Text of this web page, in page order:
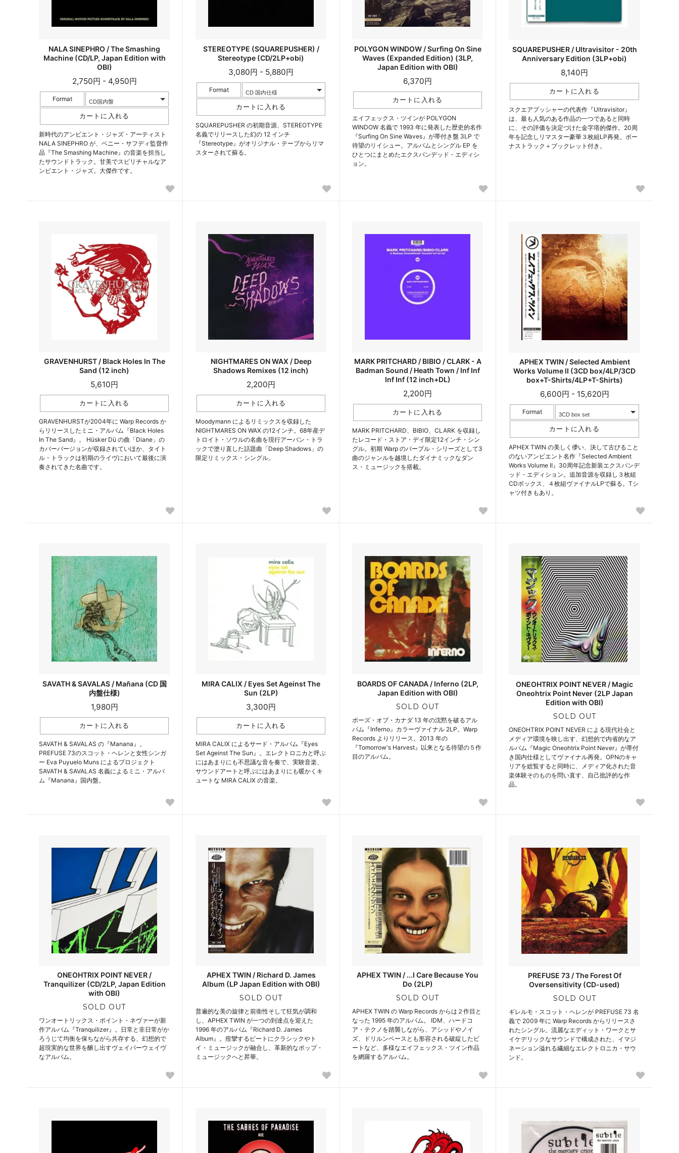
NALA SINEPHRO / The Smashing
Machine (CD/LP, Japan Edition with
OBI)
2,750円 - 4,950円
Format
新時代のアンビエント・ジャズ・アーティスト
NALA SINEPHRO が、ベニー・サフディ監督作
品『The Smashing Machine』の音楽を担当し
たサウンドトラック。甘美でスピリチャルなア
ンビエント・ジャズ。大傑作です。
STEREOTYPE (SQUAREPUSHER) /
Stereotype (CD/2LP+obi)
3,080円 - 5,880円
Format
SQUAREPUSHER の初期音源、STEREOTYPE
名義でリリースした幻の 12 インチ
『Stereotype』がオリジナル・テープからリマ
スターされて蘇る。
POLYGON WINDOW / Surfing On Sine
Waves (Expanded Edition) (3LP,
Japan Edition with OBI)
6,370円
エイフェックス・ツインが POLYGON
WINDOW 名義で 1993 年に発表した歴史的名作
『Surfing On Sine Waves』が帯付き盤 3LP で
待望のリイシュー。アルバムとシングル EP を
ひとつにまとめたエクスパンデッド・エディシ
ョン。
SQUAREPUSHER / Ultravisitor - 20th
Anniversary Edition (3LP+obi)
8,140円
スクエアプッシャーの代表作『Ultravisitor』
は、最も人気のある作品の一つであると同時
に、その評価を決定づけた金字塔的傑作。20周
年を記念しリマスター豪華３枚組LP再発。ボー
ナストラック＋ブックレット付き。
GRAVENHURST / Black Holes In The
Sand (12 inch)
5,610円
GRAVENHURSTが2004年に Warp Records か
らリリースしたミニ・アルバム『Black Holes
In The Sand』。 Hüsker Dü の曲「Diane」の
カバーバージョンが収録されていほか、タイト
ル・トラックは初期のライヴにおいて最後に演
奏されてきた名曲です。
NIGHTMARES ON WAX / Deep
Shadows Remixes (12 inch)
2,200円
Moodymann によるリミックスを収録した
NIGHTMARES ON WAX の12インチ。68年産デ
トロイト・ソウルの名曲を現行アーバン・トラ
ックで塗り直した話題曲「Deep Shadows」の
限定リミックス・シングル。
MARK PRITCHARD / BIBIO / CLARK - A
Badman Sound / Heath Town / Inf Inf
Inf Inf (12 inch+DL)
2,200円
MARK PRITCHARD、BIBIO、CLARK を収録し
たレコード・ストア・デイ限定12インチ・シン
グル。初期 Warp のパープル・シリーズとして3
曲のジャンルを越境したダイナミックなダン
ス・ミュージックを搭載。
APHEX TWIN / Selected Ambient
Works Volume II (3CD box/4LP/3CD
box+T-Shirts/4LP+T-Shirts)
6,600円 - 15,620円
Format
APHEX TWIN の美しく儚い、決して古びること
のないアンビエント名作『Selected Ambient
Works Volume II』30周年記念新装エクスパンデ
ッド・エディション。追加音源を収録し３枚組
CDボックス、４枚組ヴァイナルLPで蘇る。Tシ
ャツ付きもあり。
SAVATH & SAVALAS / Mañana (CD 国
内盤仕様)
1,980円
SAVATH & SAVALAS の『Manana』。
PREFUSE 73のスコット・ヘレンと女性シンガ
ー Eva Puyuelo Muns によるプロジェクト
SAVATH & SAVALAS 名義によるミニ・アルバ
ム『Manana』国内盤。
MIRA CALIX / Eyes Set Ageinst The
Sun (2LP)
3,300円
MIRA CALIX によるサード・アルバム『Eyes
Set Ageinst The Sun』。エレクトロニカと呼ぶ
にはあまりにも不思議な音を奏で、実験音楽、
サウンドアートと呼ぶにはあまりにも暖かくキ
ュートな MIRA CALIX の音楽。
BOARDS OF CANADA / Inferno (2LP,
Japan Edition with OBI)
SOLD OUT
ボーズ・オブ・カナダ 13 年の沈黙を破るアル
バム『Inferno』カラーヴァイナル 2LP。Warp
Records よりリリース。2013 年の
『Tomorrow's Harvest』以来となる待望の５作
目のアルバム。
ONEOHTRIX POINT NEVER / Magic
Oneohtrix Point Never (2LP Japan
Edition with OBI)
SOLD OUT
ONEOHTRIX POINT NEVER による現代社会と
メディア環境を映し出す、幻想的で内省的なア
ルバム『Magic Oneohtrix Point Never』が帯付
き国内仕様としてヴァイナル再発。OPNのキャ
リアを総覧すると同時に、メディア化された音
楽体験そのものを問い直す、自己批評的な作
品。
ONEOHTRIX POINT NEVER /
Tranquilizer (CD/2LP, Japan Edition
with OBI)
SOLD OUT
ワンオートリックス・ポイント・ネヴァーが新
作アルバム『Tranquilizer』。日常と非日常がか
ろうじて均衡を保ちながら共存する、幻想的で
超現実的な世界を醸し出すヴェイパーウェイヴ
なアルバム。
APHEX TWIN / Richard D. James
Album (LP Japan Edition with OBI)
SOLD OUT
普遍的な美の旋律と前衛性そして狂気が調和
し、APHEX TWIN が一つの到達点を迎えた
1996 年のアルバム『Richard D. James
Album』。痙攣するビートにクラシックやト
イ・ミュージックが融合し、革新的なポップ・
ミュージックへと昇華。
APHEX TWIN / ...I Care Because You
Do (2LP)
SOLD OUT
APHEX TWIN の Warp Records からは２作目と
なった 1995 年のアルバム。 IDM、ハードコ
ア・テクノを踏襲しながら、アシッドやノイ
ズ、ドリルンベースとも形容される破綻したビ
ートなど、多様なエイフェックス・ツイン作品
を網羅するアルバム。
PREFUSE 73 / The Forest Of
Oversensitivity (CD-used)
SOLD OUT
ギレルモ・スコット・ヘレンが PREFUSE 73 名
義で 2009 年に Warp Records からリリースさ
れたシングル。流麗なエディット・ワークとサ
イケデリックなサウンドで構成された、イマジ
ネーション溢れる繊細なエレクトロニカ・サウ
ンド。